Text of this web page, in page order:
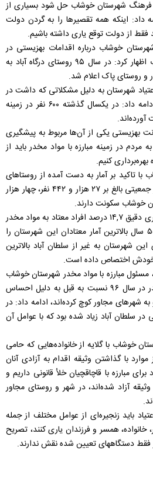
فرهنگ شهرستان خوشاب حل شود بسیاری از
اینکه همه تقصیرها را به گردن دولت
فقط از دولت توقع یاری داشته باشیم.
خوشاب درباره اقدامات بهزیستی در
زمینه اعتیاد در شهرستان خوشاب اظهار کرد: در سال ۹۵ روستای درگاه آباد به
و روستای پاک اعلام شد.
شهرستان به دلیل مشکلاتی که داشت در
حال حاضر تعطیل شده است، ادامه داد: در یکسال گذشته ۶۰۰ نفر در زمینه
بهزیستی یکی از آن‌ها مربوط به پیشگیری
در زمینه مبارزه با مواد مخدر باید از
کنیم.
تاکید بر آمار به دست آمده از روستاهای
شهرستان خوشاب تصریح کرد: از جمعیتی بالغ بر ۲۷ هزار و ۴۴۲ نفر، چهار هزار
وی با تاکید بر اینکه با بررسی آماری دقیق ۱۴,۷ درصد افراد معتاد به مواد مخدر
هستند، گفت: رده سنی ۴۵ تا ۵۰ سال بالاترین آمار معتادان این شهرستان را
شهرستان به غیر از سلطان آباد بالاترین
مبارزه با مواد مخدر شهرستان خوشاب
با ابراز اینکه قاچاقچی مواد مخدر در سال ۹۶ نسبت به قبل به دلیل احساس
به شهرهای مجاور کوچ کرده‌اند، ادامه داد: در
سلطان آباد زیاد شده بود که با عوامل آن
خوشاب با گلایه از خانواده‌هایی که حامی
با گذاشتن وثیقه اقدام به آزادی آنان
مبارزه با قاچاقچیان خلأ قانونی داریم و
آزاد شده‌اند، در شهر و روستای مجاور
باید زنجیره‌ای از عوامل مختلف از جمله
خانواده، همسر و فرزندان یاری کنند، تصریح
فقط دستگاههای تعیین شده نقش ندارند.